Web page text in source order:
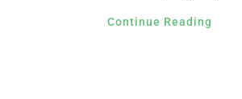
Continue Reading